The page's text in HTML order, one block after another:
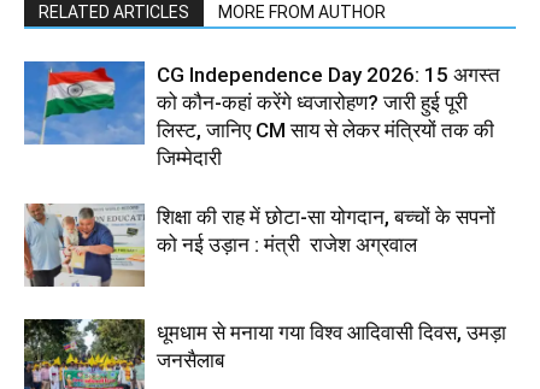
RELATED ARTICLES MORE FROM AUTHOR
CG Independence Day 2026: 15 अगस्त
को कौन-कहां करेंगे ध्वजारोहण? जारी हुई पूरी
लिस्ट, जानिए CM साय से लेकर मंत्रियों तक की
जिम्मेदारी
शिक्षा की राह में छोटा-सा योगदान, बच्चों के सपनों
को नई उड़ान : मंत्री राजेश अग्रवाल
धूमधाम से मनाया गया विश्व आदिवासी दिवस, उमड़ा
जनसैलाब